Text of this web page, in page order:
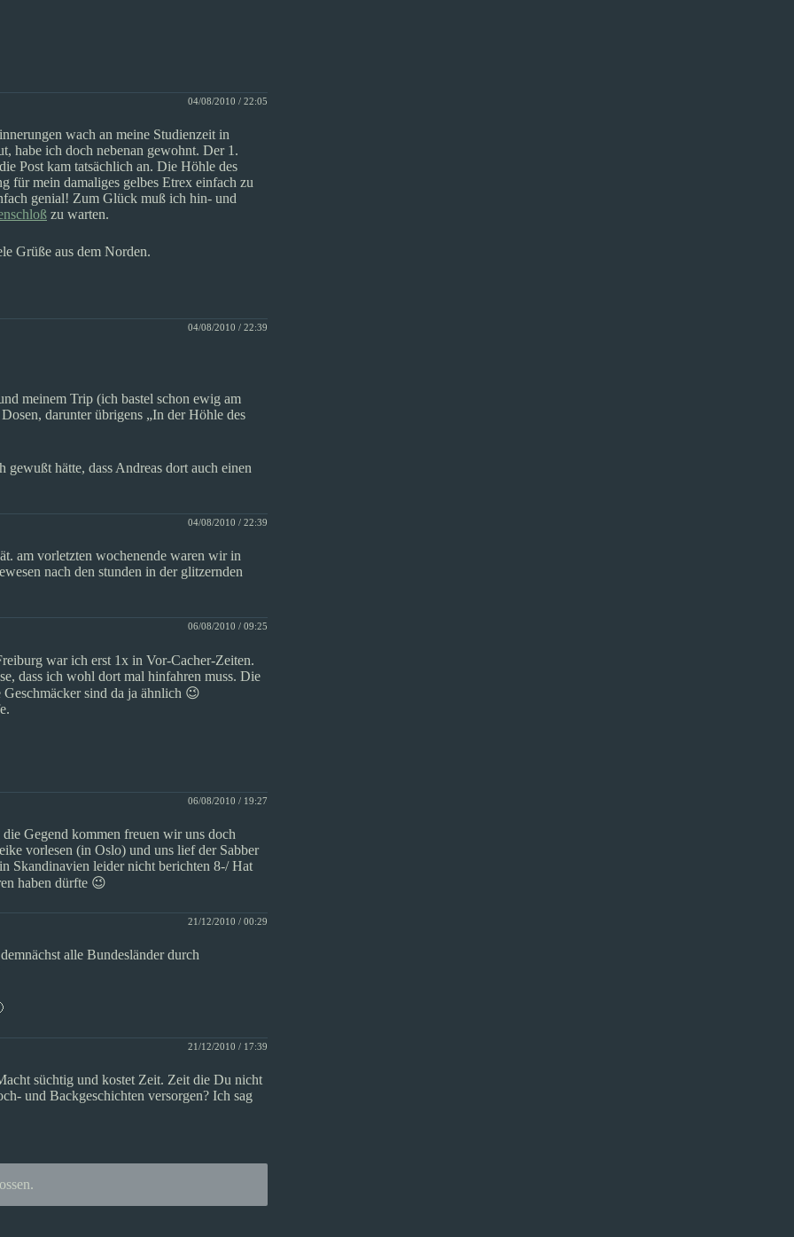
04/08/2010 / 22:05
wach an meine Studienzeit in
habe ich doch nebenan gewohnt. Der 1.
Post kam tatsächlich an. Die Höhle des
für mein damaliges gelbes Etrex einfach zu
genial! Zum Glück muß ich hin- und
zu warten.
Grüße aus dem Norden.
04/08/2010 / 22:39
meinem Trip (ich bastel schon ewig am
darunter übrigens „In der Höhle des
hätte, dass Andreas dort auch einen
04/08/2010 / 22:39
am vorletzten wochenende waren wir in
nach den stunden in der glitzernden
06/08/2010 / 09:25
war ich erst 1x in Vor-Cacher-Zeiten.
dass ich wohl dort mal hinfahren muss. Die
sind da ja ähnlich 😉
06/08/2010 / 19:27
Gegend kommen freuen wir uns doch
vorlesen (in Oslo) und uns lief der Sabber
Skandinavien leider nicht berichten 8-/ Hat
haben dürfte 😉
21/12/2010 / 00:29
alle Bundesländer durch
21/12/2010 / 17:39
süchtig und kostet Zeit. Zeit die Du nicht
und Backgeschichten versorgen? Ich sag